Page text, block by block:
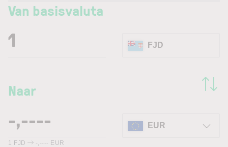
Van basisvaluta
Naar
FJD
EUR
1 FJD -,---- EUR